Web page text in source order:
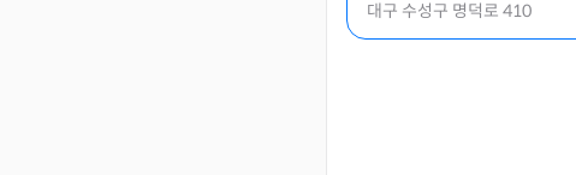
대구 수성구 명덕로 410